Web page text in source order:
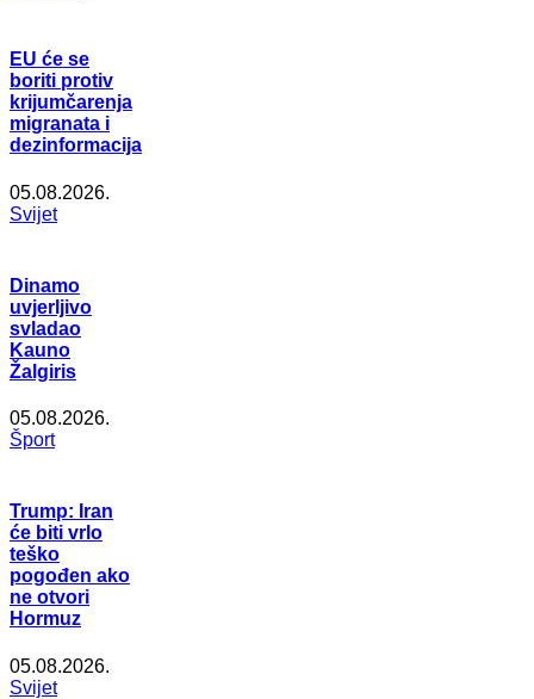
EU će se
boriti protiv
krijumčarenja
migranata i
dezinformacija
05.08.2026.
Svijet
Dinamo
uvjerljivo
svladao
Kauno
Žalgiris
05.08.2026.
Šport
Trump: Iran
će biti vrlo
teško
pogođen ako
ne otvori
Hormuz
05.08.2026.
Svijet